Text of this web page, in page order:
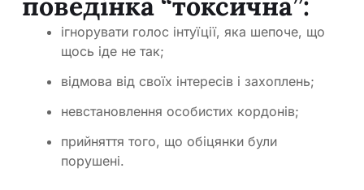
ігнорувати голос інтуїції, яка шепоче, що
щось іде не так;
відмова від своїх інтересів і захоплень;
невстановлення особистих кордонів;
прийняття того, що обіцянки були
порушені.